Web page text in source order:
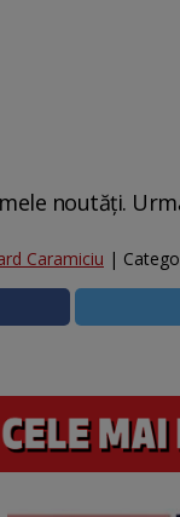
noutăți.
Caramiciu |